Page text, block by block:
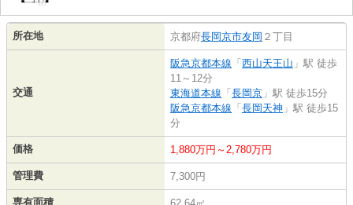
所在地 京都府長岡京市友岡 ２丁目
交通
阪急京都本線 「 西山天王山 」駅 徒歩
11～12分
東海道本線 「 長岡京 」駅 徒歩15分
阪急京都本線 「 長岡天神 」駅 徒歩15
分
価格 1,880万円～2,780万円
管理費 7,300円
専有面積